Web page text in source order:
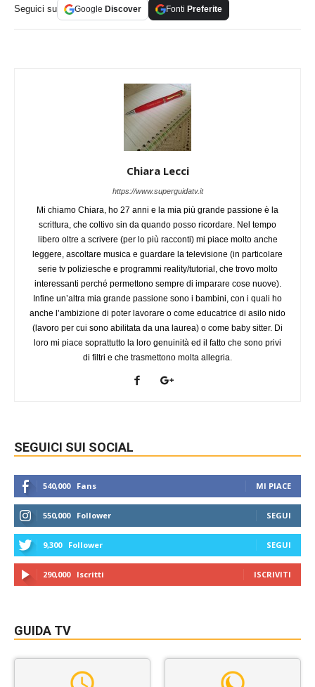
Seguici su Google Discover Fonti Preferite
Chiara Lecci
https://www.superguidatv.it
Mi chiamo Chiara, ho 27 anni e la mia più grande passione è la
scrittura, che coltivo sin da quando posso ricordare. Nel tempo
libero oltre a scrivere (per lo più racconti) mi piace molto anche
leggere, ascoltare musica e guardare la televisione (in particolare
serie tv poliziesche e programmi reality/tutorial, che trovo molto
interessanti perché permettono sempre di imparare cose nuove).
Infine un’altra mia grande passione sono i bambini, con i quali ho
anche l’ambizione di poter lavorare o come educatrice di asilo nido
(lavoro per cui sono abilitata da una laurea) o come baby sitter. Di
loro mi piace soprattutto la loro genuinità ed il fatto che sono privi
di filtri e che trasmettono molta allegria.
SEGUICI SUI SOCIAL
540,000 Fans MI PIACE
550,000 Follower SEGUI
9,300 Follower SEGUI
290,000 Iscritti ISCRIVITI
GUIDA TV